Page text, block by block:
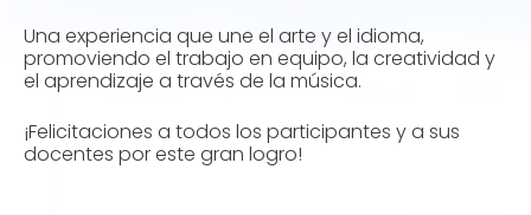
Una experiencia que une el arte y el idioma,
promoviendo el trabajo en equipo, la creatividad y
el aprendizaje a través de la música.
¡Felicitaciones a todos los participantes y a sus
docentes por este gran logro!